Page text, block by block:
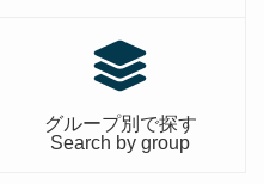
グループ別で探す
Search by group